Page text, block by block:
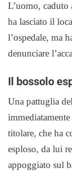
L’uomo, caduto
ha lasciato il
l’ospedale, ma
denunciare
Il bossolo
Una pattuglia
titolare, che ha
esploso, da lui
appoggiato sul